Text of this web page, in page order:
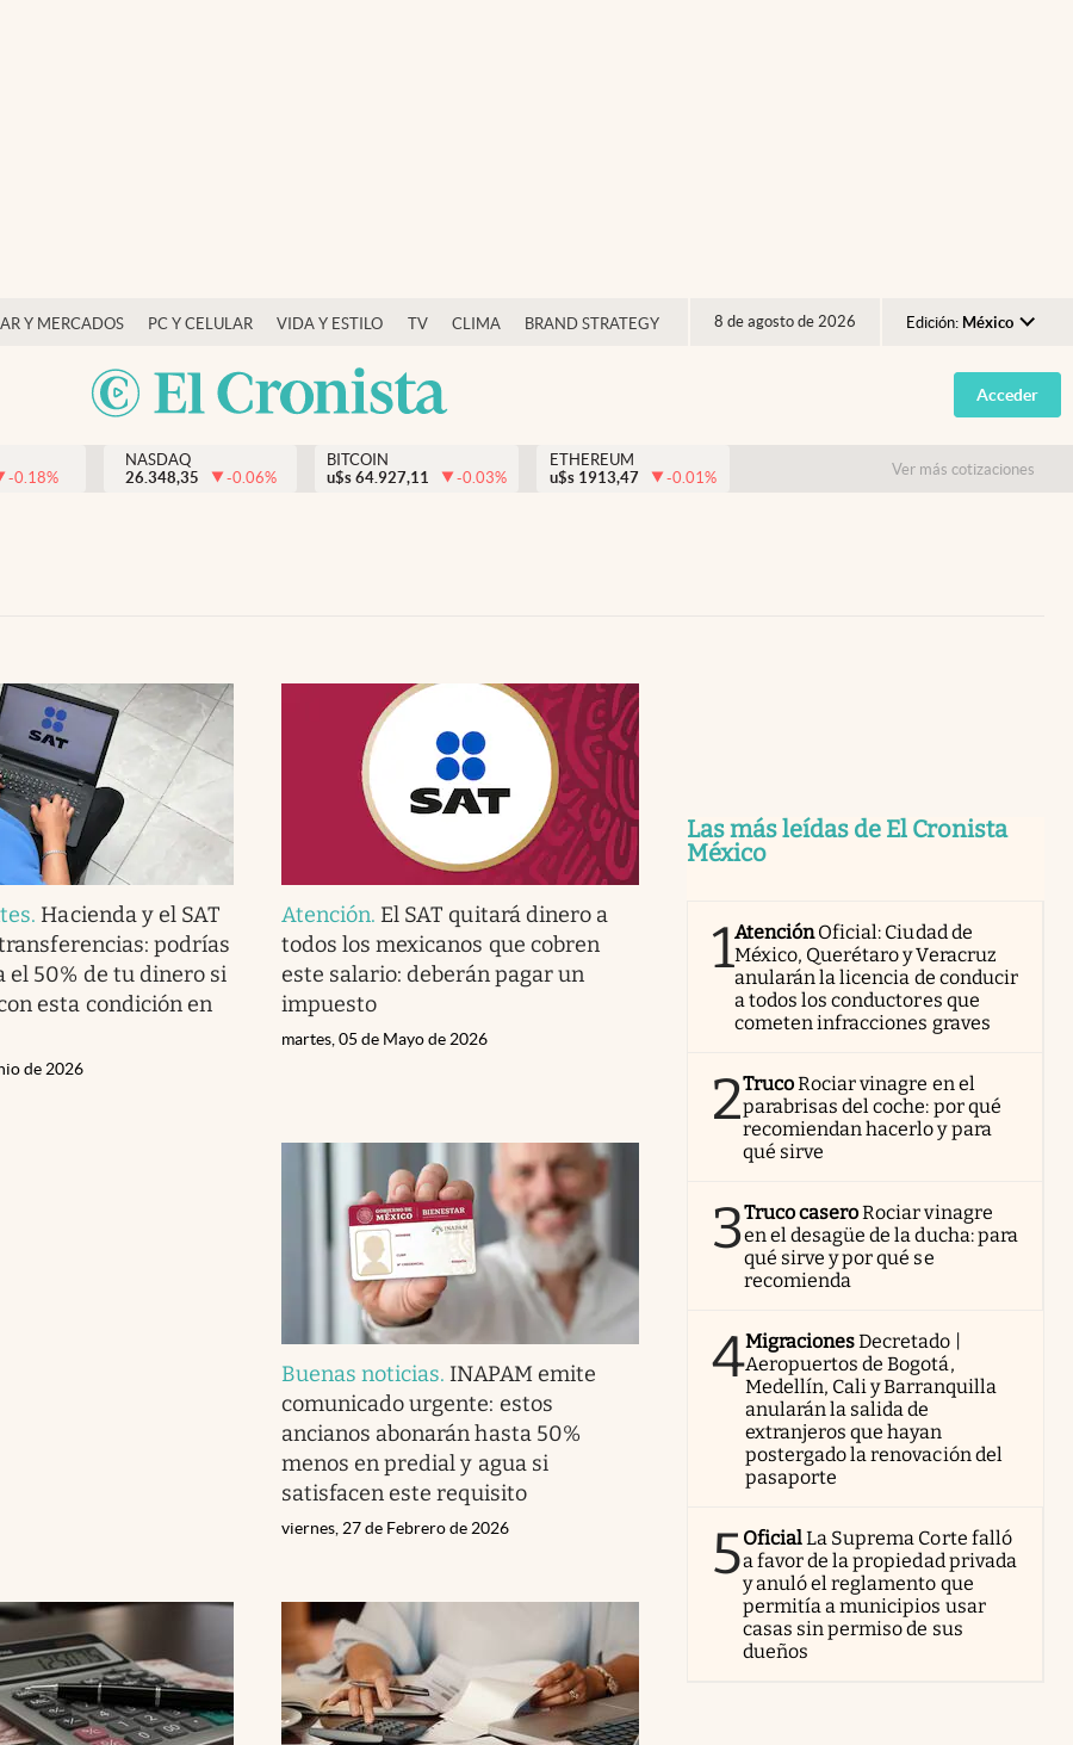
Y MERCADOS PC Y CELULAR VIDA Y ESTILO TV CLIMA BRAND STRATEGY 8 de agosto de 2026 Edición: México
Argentina
España
USA
Acceder
-0.18%
NASDAQ
26.348,35
-0.06%
BITCOIN
u$s 64.927,11 -0.03%
ETHEREUM
u$s 1913,47 -0.01% Ver más cotizaciones
. Hacienda y el SAT
podrías
el 50% de tu dinero si
esta condición en
de 2026
Atención. El SAT quitará dinero a
todos los mexicanos que cobren
este salario: deberán pagar un
impuesto
martes, 05 de Mayo de 2026
Buenas noticias. INAPAM emite
comunicado urgente: estos
ancianos abonarán hasta 50%
menos en predial y agua si
satisfacen este requisito
viernes, 27 de Febrero de 2026
Las más leídas de El Cronista
México
1AtenciónOficial: Ciudad de
México, Querétaro y Veracruz
anularán la licencia de conducir
a todos los conductores que
cometen infracciones graves
2TrucoRociar vinagre en el
parabrisas del coche: por qué
recomiendan hacerlo y para
qué sirve
3Truco caseroRociar vinagre
en el desagüe de la ducha: para
qué sirve y por qué se
recomienda
4MigracionesDecretado |
Aeropuertos de Bogotá,
Medellín, Cali y Barranquilla
anularán la salida de
extranjeros que hayan
postergado la renovación del
pasaporte
5OficialLa Suprema Corte falló
a favor de la propiedad privada
y anuló el reglamento que
permitía a municipios usar
casas sin permiso de sus
dueños